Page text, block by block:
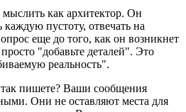
мыслить как архитектор. Он
пустоту, отвечать на
еще до того, как он возникнет
"добавьте деталей". Это
реальность".
пишете? Ваши сообщения
Они не оставляют места для